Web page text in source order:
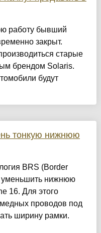
работу бывший
закрыт.
старые
брендом Solaris.
будут
тонкую нижнюю
BRS (Border
уменьшить нижнюю
16. Для этого
медных проводов под
ширину рамки.